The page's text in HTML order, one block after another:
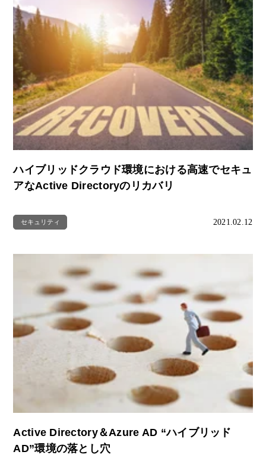
ハイブリッドクラウド環境における高速でセキュ
アなActive Directoryのリカバリ
セキュリティ 2021.02.12
Active Directory＆Azure AD “ハイブリッド
AD”環境の落とし穴